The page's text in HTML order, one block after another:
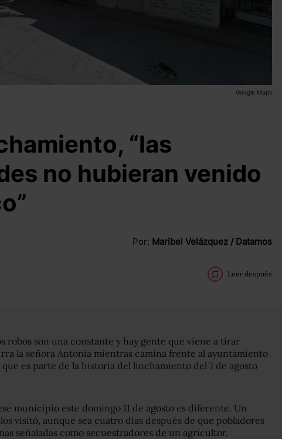
Google Maps
“las
no hubieran venido
Por: Maribel Velázquez / Datamos
Leer después
robos son una constante y hay gente que viene a tirar
la señora Antonia mientras camina frente al ayuntamiento
es parte de la historia del linchamiento del 7 de agosto
municipio este domingo 11 de agosto es diferente. Un
visitó, aunque sea cuatro días después de que pobladores
señaladas como secuestradores de un agricultor.